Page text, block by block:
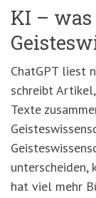
KI –
ChatGPT liest
schreibt
Texte
unterscheiden,
hat viel mehr